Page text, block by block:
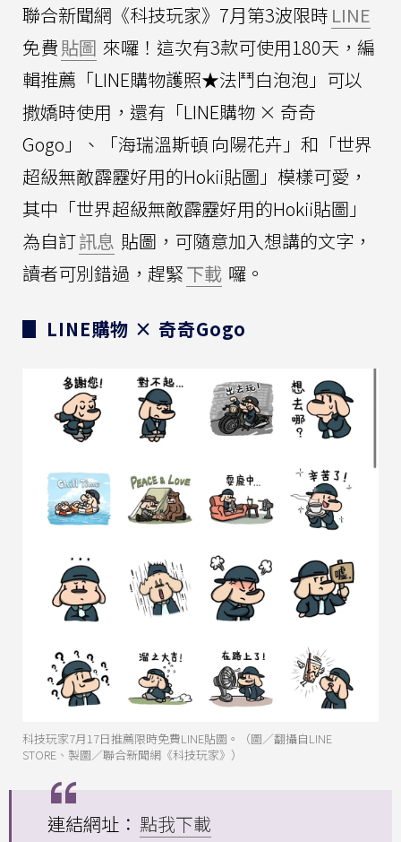
聯合新聞網《科技玩家》7月第3波限時 LINE
免費貼圖 來囉！這次有3款可使用180天，編
輯推薦「LINE購物護照★法鬥白泡泡」可以
撒嬌時使用，還有「LINE購物 × 奇奇
Gogo」、「海瑞溫斯頓 向陽花卉」和「世界
超級無敵霹靂好用的Hokii貼圖」模樣可愛，
其中「世界超級無敵霹靂好用的Hokii貼圖」
為自訂訊息 貼圖，可隨意加入想講的文字，
讀者可別錯過，趕緊下載 囉。
▊ LINE購物 × 奇奇Gogo
科技玩家7月17日推薦限時免費LINE貼圖。（圖／翻攝自LINE
STORE、製圖／聯合新聞網《科技玩家》）
連結網址： 點我下載